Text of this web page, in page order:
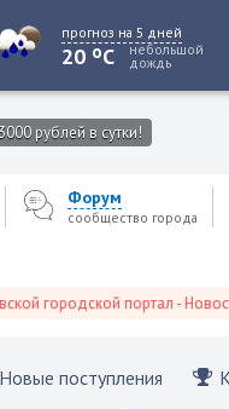
прогноз на 5 дней
20 oC небольшой
дождь
рублей в сутки!
Форум
сообщество города
портал - Новости
Новые поступления